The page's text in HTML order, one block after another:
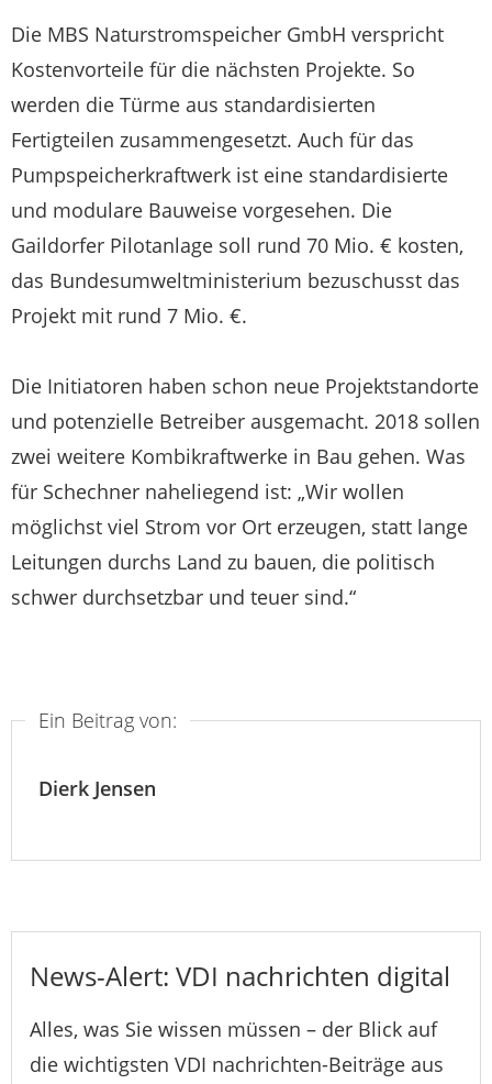
Die MBS Naturstromspeicher GmbH verspricht
Kostenvorteile für die nächsten Projekte. So
werden die Türme aus standardisierten
Fertigteilen zusammengesetzt. Auch für das
Pumpspeicherkraftwerk ist eine standardisierte
und modulare Bauweise vorgesehen. Die
Gaildorfer Pilotanlage soll rund 70 Mio. € kosten,
das Bundesumweltministerium bezuschusst das
Projekt mit rund 7 Mio. €.
Die Initiatoren haben schon neue Projektstandorte
und potenzielle Betreiber ausgemacht. 2018 sollen
zwei weitere Kombikraftwerke in Bau gehen. Was
für Schechner naheliegend ist: „Wir wollen
möglichst viel Strom vor Ort erzeugen, statt lange
Leitungen durchs Land zu bauen, die politisch
schwer durchsetzbar und teuer sind.“
Ein Beitrag von:
Dierk Jensen
News-Alert: VDI nachrichten digital
Alles, was Sie wissen müssen – der Blick auf
die wichtigsten VDI nachrichten-Beiträge aus